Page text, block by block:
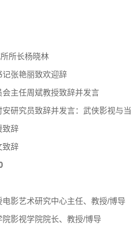
所长杨晓林
记张艳丽致欢迎辞
主任周斌教授致辞并发言
研究员致辞并发言：武侠影视与
致辞
致辞
影艺术研究中心主任、教授/博导
影视学院院长、教授/博导